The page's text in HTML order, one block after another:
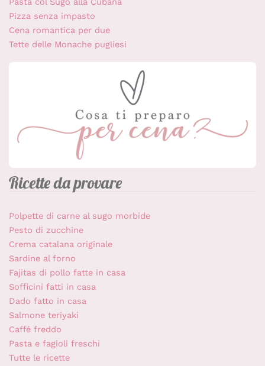
Pizza senza impasto
Cena romantica per due
Tette delle Monache pugliesi
Ricette da provare
Polpette di carne al sugo morbide
Pesto di zucchine
Crema catalana originale
Sardine al forno
Fajitas di pollo fatte in casa
Sofficini fatti in casa
Dado fatto in casa
Salmone teriyaki
Caffé freddo
Pasta e fagioli freschi
Tutte le ricette